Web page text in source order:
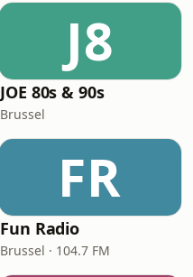
J8
JOE 80s & 90s
Brussel
FR
Fun Radio
Brussel · 104.7 FM